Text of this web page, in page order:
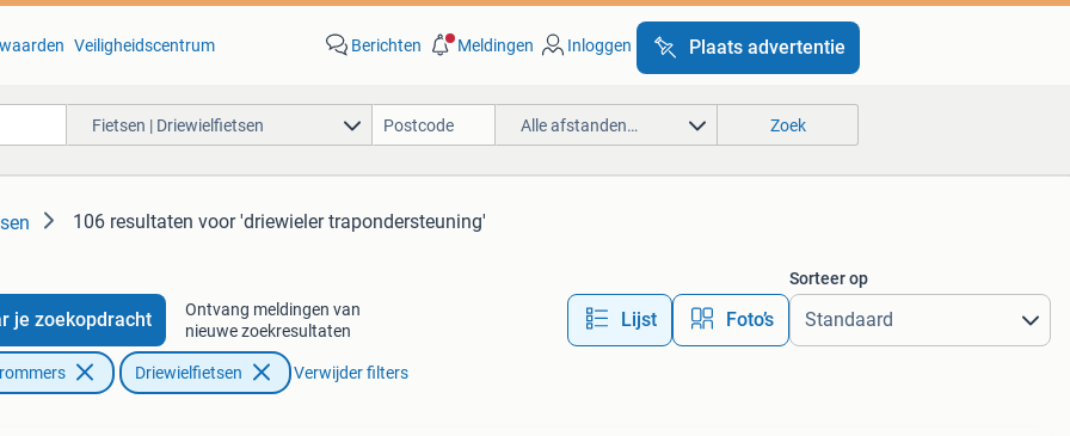
Veiligheidscentrum Berichten Meldingen Inloggen Plaats advertentie
Fietsen | Driewielfietsen Alle afstanden… Zoek
106 resultaten voor 'driewieler trapondersteuning'
je zoekopdracht
Ontvang meldingen van
nieuwe zoekresultaten
Lijst Foto’s
Sorteer op
Driewielfietsen Verwijder filters